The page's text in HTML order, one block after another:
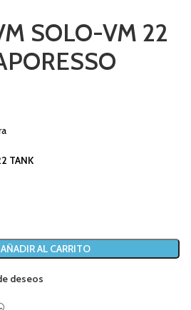
SOLO-VM 22
TANK
AÑADIR AL CARRITO
deseos